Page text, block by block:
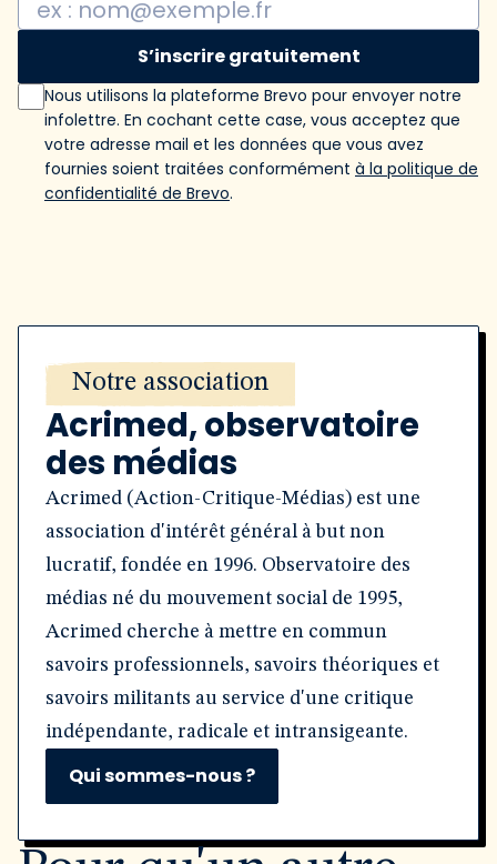
S’inscrire gratuitement
Nous utilisons la plateforme Brevo pour envoyer notre
infolettre. En cochant cette case, vous acceptez que
votre adresse mail et les données que vous avez
fournies soient traitées conformément à la politique de
confidentialité de Brevo.
Notre association
Acrimed, observatoire
des médias
Acrimed (Action-Critique-Médias) est une
association d'intérêt général à but non
lucratif, fondée en 1996. Observatoire des
médias né du mouvement social de 1995,
Acrimed cherche à mettre en commun
savoirs professionnels, savoirs théoriques et
savoirs militants au service d'une critique
indépendante, radicale et intransigeante.
Qui sommes-nous ?